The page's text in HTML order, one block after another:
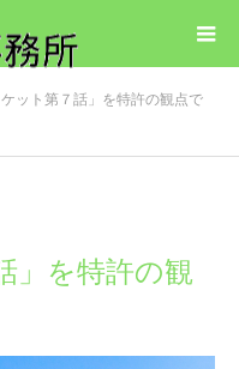
ケット第７話」を特許の観点で
」を特許の観